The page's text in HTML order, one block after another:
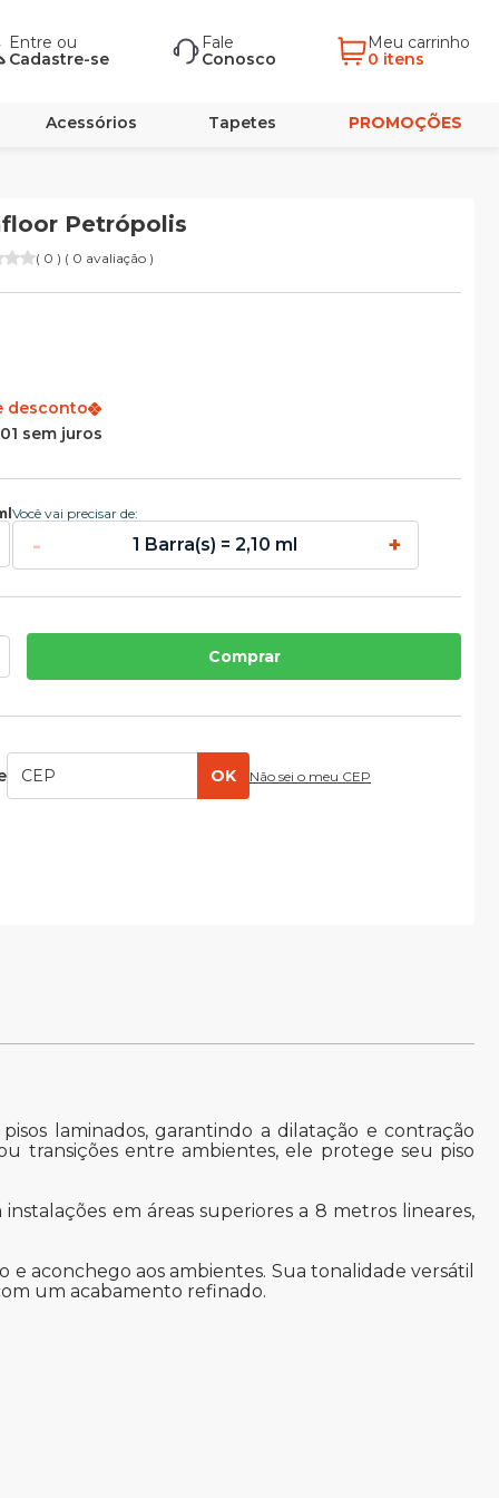
Entre ou
Cadastre-se
Fale
Conosco
Meu carrinho
0 itens
Acessórios Tapetes PROMOÇÕES
Petrópolis
( 0 ) ( 0 avaliação )
desconto
sem juros
Você vai precisar de:
- 1 Barra(s) = 2,10 ml +
Comprar
OK Não sei o meu CEP
laminados, garantindo a dilatação e contração
transições entre ambientes, ele protege seu piso
em áreas superiores a 8 metros lineares,
aconchego aos ambientes. Sua tonalidade versátil
um acabamento refinado.